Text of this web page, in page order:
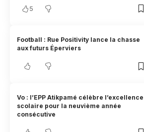
5
Football : Rue Positivity lance la chasse
aux futurs Éperviers
Vo : l’EPP Atikpamé célèbre l’excellence
scolaire pour la neuvième année
consécutive